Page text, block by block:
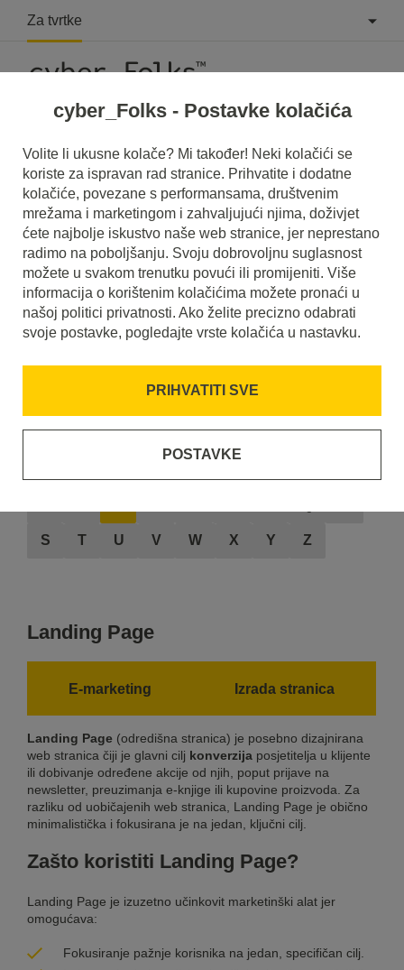
Za tvrtke
Pročitajte što je toLanding Pageu našem rječniku.
Pomoći će vam da bolje razumijete o čemu se točno radi
Landing Pagei koje je značenje u svakodnevnoj upotrebi.
S T U V W X Y Z
Landing Page
E-marketing Izrada stranica
Landing Page (odredišna stranica) je posebno dizajnirana
web stranica čiji je glavni cilj konverzija posjetitelja u klijente
ili dobivanje određene akcije od njih, poput prijave na
newsletter, preuzimanja e-knjige ili kupovine proizvoda. Za
razliku od uobičajenih web stranica, Landing Page je obično
minimalistička i fokusirana je na jedan, ključni cilj.
Zašto koristiti Landing Page?
Landing Page je izuzetno učinkovit marketinški alat jer
omogućava:
Fokusiranje pažnje korisnika na jedan, specifičan cilj.
cyber_Folks - Postavke kolačića
Volite li ukusne kolače? Mi također! Neki kolačići se
koriste za ispravan rad stranice. Prihvatite i dodatne
kolačiće, povezane s performansama, društvenim
mrežama i marketingom i zahvaljujući njima, doživjet
ćete najbolje iskustvo naše web stranice, jer neprestano
radimo na poboljšanju. Svoju dobrovoljnu suglasnost
možete u svakom trenutku povući ili promijeniti. Više
informacija o korištenim kolačićima možete pronaći u
našoj politici privatnosti. Ako želite precizno odabrati
svoje postavke, pogledajte vrste kolačića u nastavku.
PRIHVATITI SVE
POSTAVKE